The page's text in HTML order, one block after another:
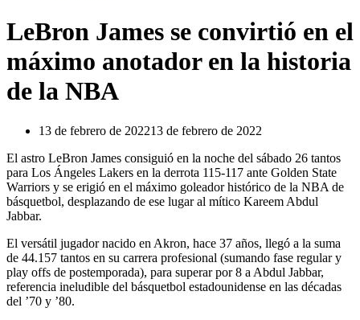
LeBron James se convirtió en el
máximo anotador en la historia
de la NBA
13 de febrero de 202213 de febrero de 2022
El astro LeBron James consiguió en la noche del sábado 26 tantos
para Los Ángeles Lakers en la derrota 115-117 ante Golden State
Warriors y se erigió en el máximo goleador histórico de la NBA de
básquetbol, desplazando de ese lugar al mítico Kareem Abdul
Jabbar.
El versátil jugador nacido en Akron, hace 37 años, llegó a la suma
de 44.157 tantos en su carrera profesional (sumando fase regular y
play offs de postemporada), para superar por 8 a Abdul Jabbar,
referencia ineludible del básquetbol estadounidense en las décadas
del ’70 y ’80.